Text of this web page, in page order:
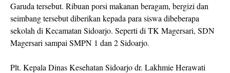
Garuda tersebut. Ribuan porsi makanan beragam, bergizi dan
seimbang tersebut diberikan kepada para siswa dibeberapa
sekolah di Kecamatan Sidoarjo. Seperti di TK Magersari, SDN
Magersari sampai SMPN 1 dan 2 Sidoarjo.
Plt. Kepala Dinas Kesehatan Sidoarjo dr. Lakhmie Herawati